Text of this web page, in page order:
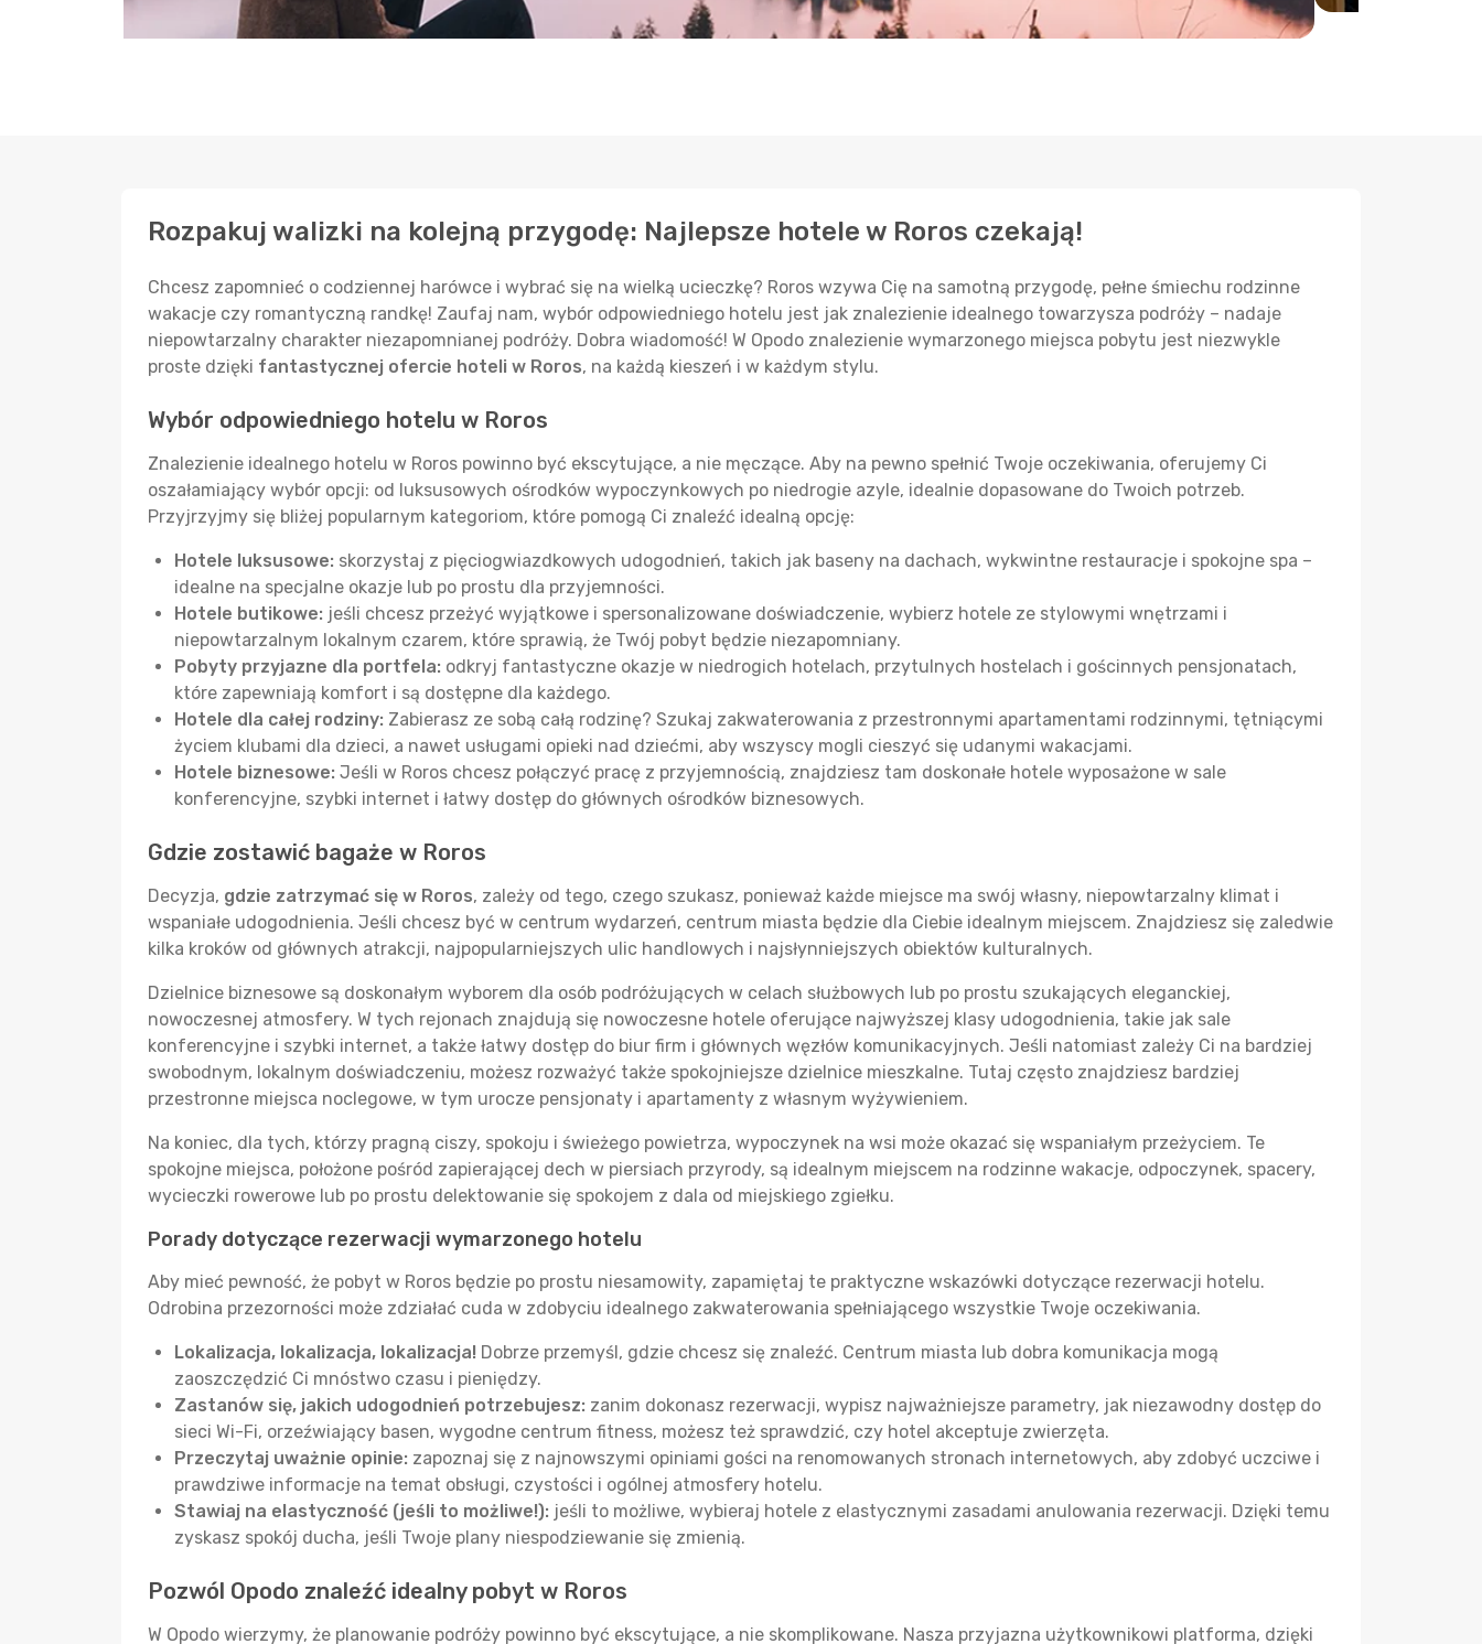
Rozpakuj walizki na kolejną przygodę: Najlepsze hotele w Roros czekają!
Chcesz zapomnieć o codziennej harówce i wybrać się na wielką ucieczkę? Roros wzywa Cię na samotną przygodę, pełne śmiechu rodzinne
wakacje czy romantyczną randkę! Zaufaj nam, wybór odpowiedniego hotelu jest jak znalezienie idealnego towarzysza podróży – nadaje
niepowtarzalny charakter niezapomnianej podróży. Dobra wiadomość! W Opodo znalezienie wymarzonego miejsca pobytu jest niezwykle
proste dzięki fantastycznej ofercie hoteli w Roros, na każdą kieszeń i w każdym stylu.
Wybór odpowiedniego hotelu w Roros
Znalezienie idealnego hotelu w Roros powinno być ekscytujące, a nie męczące. Aby na pewno spełnić Twoje oczekiwania, oferujemy Ci
oszałamiający wybór opcji: od luksusowych ośrodków wypoczynkowych po niedrogie azyle, idealnie dopasowane do Twoich potrzeb.
Przyjrzyjmy się bliżej popularnym kategoriom, które pomogą Ci znaleźć idealną opcję:
Hotele luksusowe: skorzystaj z pięciogwiazdkowych udogodnień, takich jak baseny na dachach, wykwintne restauracje i spokojne spa –
idealne na specjalne okazje lub po prostu dla przyjemności.
Hotele butikowe: jeśli chcesz przeżyć wyjątkowe i spersonalizowane doświadczenie, wybierz hotele ze stylowymi wnętrzami i
niepowtarzalnym lokalnym czarem, które sprawią, że Twój pobyt będzie niezapomniany.
Pobyty przyjazne dla portfela: odkryj fantastyczne okazje w niedrogich hotelach, przytulnych hostelach i gościnnych pensjonatach,
które zapewniają komfort i są dostępne dla każdego.
Hotele dla całej rodziny: Zabierasz ze sobą całą rodzinę? Szukaj zakwaterowania z przestronnymi apartamentami rodzinnymi, tętniącymi
życiem klubami dla dzieci, a nawet usługami opieki nad dziećmi, aby wszyscy mogli cieszyć się udanymi wakacjami.
Hotele biznesowe: Jeśli w Roros chcesz połączyć pracę z przyjemnością, znajdziesz tam doskonałe hotele wyposażone w sale
konferencyjne, szybki internet i łatwy dostęp do głównych ośrodków biznesowych.
Gdzie zostawić bagaże w Roros
Decyzja, gdzie zatrzymać się w Roros, zależy od tego, czego szukasz, ponieważ każde miejsce ma swój własny, niepowtarzalny klimat i
wspaniałe udogodnienia. Jeśli chcesz być w centrum wydarzeń, centrum miasta będzie dla Ciebie idealnym miejscem. Znajdziesz się zaledwie
kilka kroków od głównych atrakcji, najpopularniejszych ulic handlowych i najsłynniejszych obiektów kulturalnych.
Dzielnice biznesowe są doskonałym wyborem dla osób podróżujących w celach służbowych lub po prostu szukających eleganckiej,
nowoczesnej atmosfery. W tych rejonach znajdują się nowoczesne hotele oferujące najwyższej klasy udogodnienia, takie jak sale
konferencyjne i szybki internet, a także łatwy dostęp do biur firm i głównych węzłów komunikacyjnych. Jeśli natomiast zależy Ci na bardziej
swobodnym, lokalnym doświadczeniu, możesz rozważyć także spokojniejsze dzielnice mieszkalne. Tutaj często znajdziesz bardziej
przestronne miejsca noclegowe, w tym urocze pensjonaty i apartamenty z własnym wyżywieniem.
Na koniec, dla tych, którzy pragną ciszy, spokoju i świeżego powietrza, wypoczynek na wsi może okazać się wspaniałym przeżyciem. Te
spokojne miejsca, położone pośród zapierającej dech w piersiach przyrody, są idealnym miejscem na rodzinne wakacje, odpoczynek, spacery,
wycieczki rowerowe lub po prostu delektowanie się spokojem z dala od miejskiego zgiełku.
Porady dotyczące rezerwacji wymarzonego hotelu
Aby mieć pewność, że pobyt w Roros będzie po prostu niesamowity, zapamiętaj te praktyczne wskazówki dotyczące rezerwacji hotelu.
Odrobina przezorności może zdziałać cuda w zdobyciu idealnego zakwaterowania spełniającego wszystkie Twoje oczekiwania.
Lokalizacja, lokalizacja, lokalizacja! Dobrze przemyśl, gdzie chcesz się znaleźć. Centrum miasta lub dobra komunikacja mogą
zaoszczędzić Ci mnóstwo czasu i pieniędzy.
Zastanów się, jakich udogodnień potrzebujesz: zanim dokonasz rezerwacji, wypisz najważniejsze parametry, jak niezawodny dostęp do
sieci Wi-Fi, orzeźwiający basen, wygodne centrum fitness, możesz też sprawdzić, czy hotel akceptuje zwierzęta.
Przeczytaj uważnie opinie: zapoznaj się z najnowszymi opiniami gości na renomowanych stronach internetowych, aby zdobyć uczciwe i
prawdziwe informacje na temat obsługi, czystości i ogólnej atmosfery hotelu.
Stawiaj na elastyczność (jeśli to możliwe!): jeśli to możliwe, wybieraj hotele z elastycznymi zasadami anulowania rezerwacji. Dzięki temu
zyskasz spokój ducha, jeśli Twoje plany niespodziewanie się zmienią.
Pozwól Opodo znaleźć idealny pobyt w Roros
W Opodo wierzymy, że planowanie podróży powinno być ekscytujące, a nie skomplikowane. Nasza przyjazna użytkownikowi platforma, dzięki